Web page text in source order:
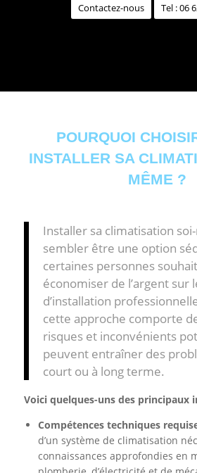
Contactez-nous Tel : 06
POURQUOI
INSTALLER SA
MÊME ?
Installer sa climatisation
sembler être une option
certaines personnes
économiser de l’argent sur
d’installation
cette approche comporte
risques et inconvénients
peuvent entraîner des
court ou à long terme.
Voici quelques-uns des principaux
Compétences techniques
d’un système de climatisation
connaissances approfondies en